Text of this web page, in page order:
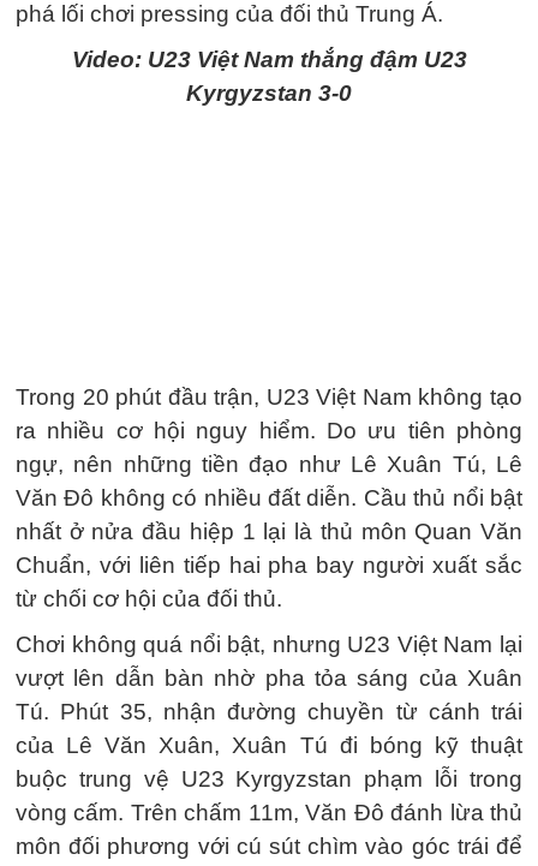
phá lối chơi pressing của đối thủ Trung Á.
Video: U23 Việt Nam thắng đậm U23
Kyrgyzstan 3-0
Trong 20 phút đầu trận, U23 Việt Nam không tạo
ra nhiều cơ hội nguy hiểm. Do ưu tiên phòng
ngự, nên những tiền đạo như Lê Xuân Tú, Lê
Văn Đô không có nhiều đất diễn. Cầu thủ nổi bật
nhất ở nửa đầu hiệp 1 lại là thủ môn Quan Văn
Chuẩn, với liên tiếp hai pha bay người xuất sắc
từ chối cơ hội của đối thủ.
Chơi không quá nổi bật, nhưng U23 Việt Nam lại
vượt lên dẫn bàn nhờ pha tỏa sáng của Xuân
Tú. Phút 35, nhận đường chuyền từ cánh trái
của Lê Văn Xuân, Xuân Tú đi bóng kỹ thuật
buộc trung vệ U23 Kyrgyzstan phạm lỗi trong
vòng cấm. Trên chấm 11m, Văn Đô đánh lừa thủ
môn đối phương với cú sút chìm vào góc trái để